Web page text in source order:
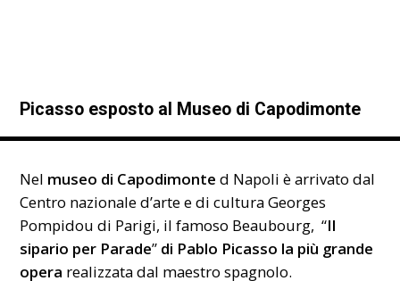
Picasso esposto al Museo di Capodimonte
Nel museo di Capodimonte d Napoli è arrivato dal
Centro nazionale d’arte e di cultura Georges
Pompidou di Parigi, il famoso Beaubourg, “Il
sipario per Parade” di Pablo Picasso la più grande
opera realizzata dal maestro spagnolo.